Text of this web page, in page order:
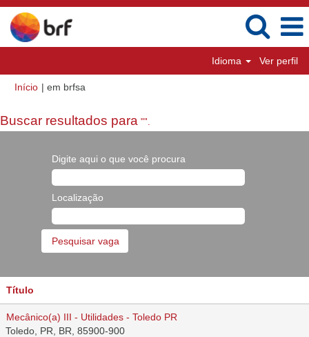
Idioma Ver perfil
Início | em brfsa
Buscar resultados para "".
Digite aqui o que você procura
Localização
Título
Mecânico(a) III - Utilidades - Toledo PR
Toledo, PR, BR, 85900-900